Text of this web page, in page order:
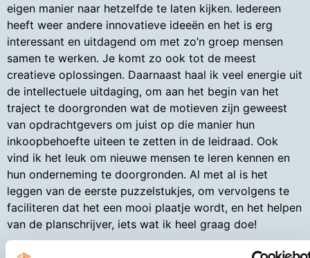
eigen manier naar hetzelfde te laten kijken. Iedereen
heeft weer andere innovatieve ideeën en het is erg
interessant en uitdagend om met zo’n groep mensen
samen te werken. Je komt zo ook tot de meest
creatieve oplossingen. Daarnaast haal ik veel energie uit
de intellectuele uitdaging, om aan het begin van het
traject te doorgronden wat de motieven zijn geweest
van opdrachtgevers om juist op die manier hun
inkoopbehoefte uiteen te zetten in de leidraad. Ook
vind ik het leuk om nieuwe mensen te leren kennen en
hun onderneming te doorgronden. Al met al is het
leggen van de eerste puzzelstukjes, om vervolgens te
faciliteren dat het een mooi plaatje wordt, en het helpen
van de planschrijver, iets wat ik heel graag doe!